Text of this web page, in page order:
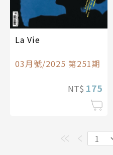
La Vie
03月號/2025 第251期
NT$ 175